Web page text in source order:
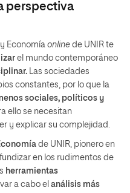
perspectiva
Economía online de UNIR te
el mundo contemporáneo
Las sociedades
constantes, por lo que la
sociales, políticos y
ello se necesitan
y explicar su complejidad.
de UNIR, pionero en
en los rudimentos de
herramientas
a cabo el análisis más